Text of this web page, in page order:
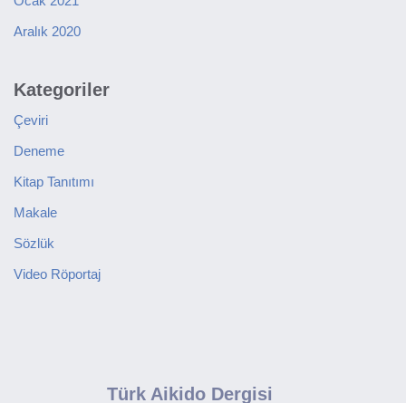
Aralık 2020
Kategoriler
Çeviri
Deneme
Kitap Tanıtımı
Makale
Sözlük
Video Röportaj
Türk Aikido Dergisi